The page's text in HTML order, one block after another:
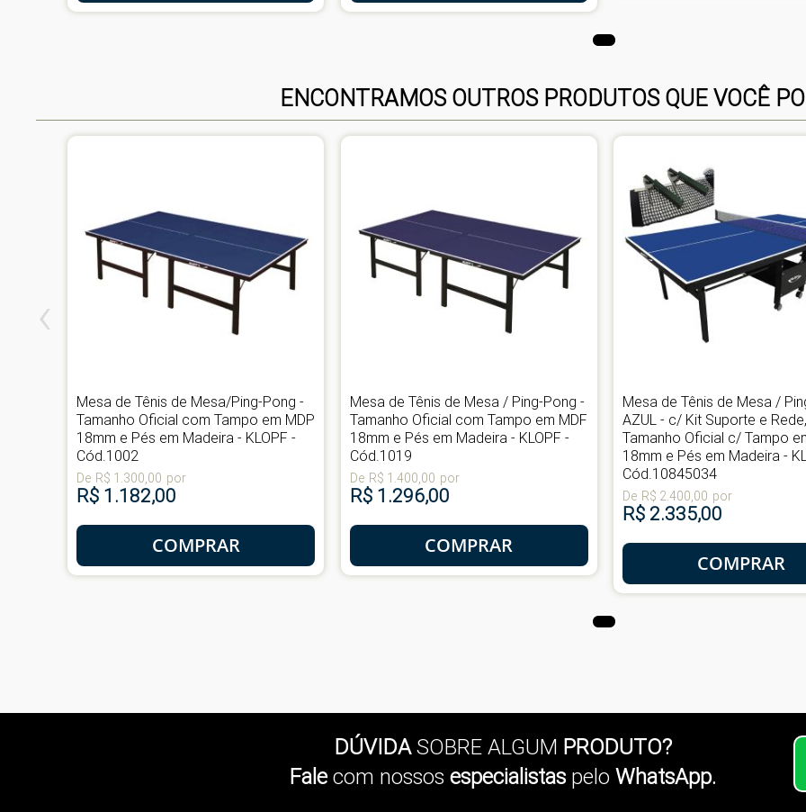
ENCONTRAMOS OUTROS PRODUTOS QUE VOCÊ
Mesa de Tênis de Mesa/Ping-Pong -
Tamanho Oficial com Tampo em MDP
18mm e Pés em Madeira - KLOPF -
Cód.1002
De R$ 1.300,00 por
R$ 1.182,00
COMPRAR
Mesa de Tênis de Mesa / Ping-Pong -
Tamanho Oficial com Tampo em MDF
18mm e Pés em Madeira - KLOPF -
Cód.1019
De R$ 1.400,00 por
R$ 1.296,00
COMPRAR
Mesa de Tênis de Mesa /
AZUL - c/ Kit Suporte e Rede,
Tamanho Oficial c/ Tampo
18mm e Pés em Madeira -
Cód.10845034
De R$ 2.400,00 por
R$ 2.335,00
COMPRAR
‹
DÚVIDASOBRE ALGUM PRODUTO?
Falecom nossos especialistas pelo WhatsApp.